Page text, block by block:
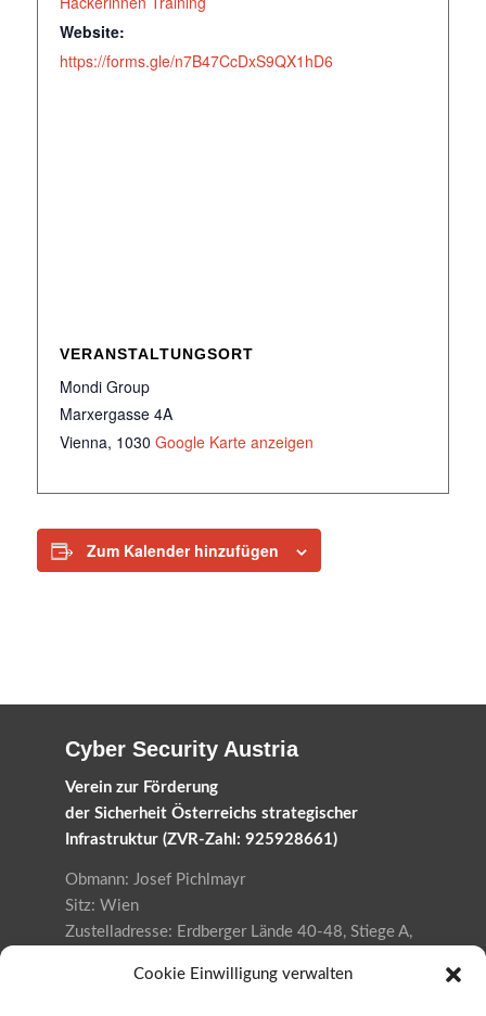
Cookie Einwilligung verwalten
Website:
https://forms.gle/n7B47CcDxS9QX1hD6
VERANSTALTUNGSORT
Mondi Group
Marxergasse 4A
Vienna, 1030 Google Karte anzeigen
Zum Kalender hinzufügen
Cyber Security Austria
Verein zur Förderung
der Sicherheit Österreichs strategischer
Infrastruktur (ZVR-Zahl: 925928661)
Obmann: Josef Pichlmayr
Sitz: Wien
Zustelladresse: Erdberger Lände 40-48, Stiege A,
Datenschutzerklärung